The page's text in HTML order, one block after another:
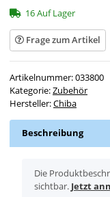
16 Auf Lager
Frage zum Artikel
Artikelnummer:033800
Kategorie:Zubehör
Hersteller:Chiba
Beschreibung
x
Die
sichtbar. Jetzt